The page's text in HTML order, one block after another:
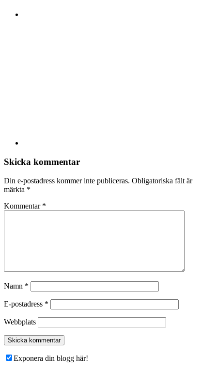
Skicka kommentar
Din e-postadress kommer inte publiceras. Obligatoriska fält är
märkta *
Kommentar *
Namn *
E-postadress *
Webbplats
Exponera din blogg här!